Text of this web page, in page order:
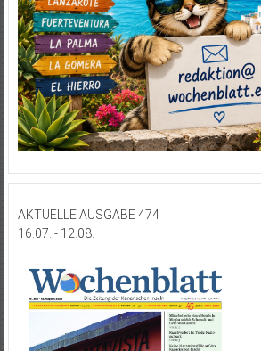
AKTUELLE AUSGABE 474
16.07. - 12.08.